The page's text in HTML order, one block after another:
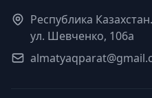
Республика
ул. Шевченко, 106а